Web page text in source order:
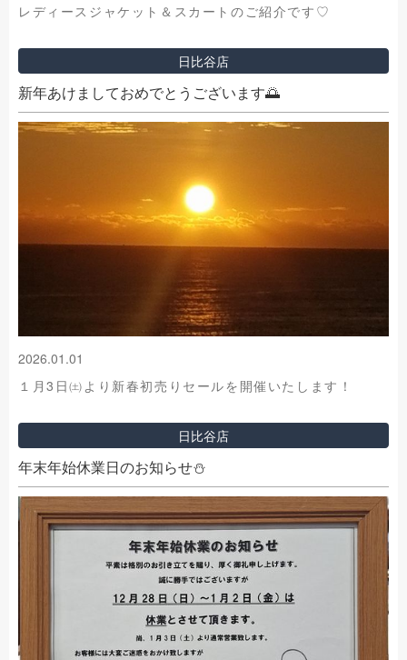
レディースジャケット＆スカートのご紹介です♡
日比谷店
新年あけましておめでとうございます🌅
2026.01.01
１月3日㈯より新春初売りセールを開催いたします！
日比谷店
年末年始休業日のお知らせ⛄